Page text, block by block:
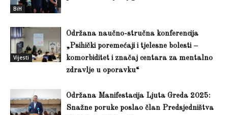
BiH
Vijesti
Održana naučno-stručna konferencija
„Psihički poremećaji i tjelesne bolesti –
komorbiditet i značaj centara za mentalno
zdravlje u oporavku“
Održana Manifestacija Ljuta Greda 2025:
Snažne poruke poslao član Predsjedništva